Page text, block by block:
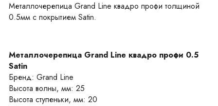
Металлочерепица Grand Line квадро профи толщиной
0.5мм с покрытием Satin.
Металлочерепица Grand Line квадро профи 0.5
Satin
Бренд: Grand Line
Высота волны, мм: 25
Высота ступеньки, мм: 20